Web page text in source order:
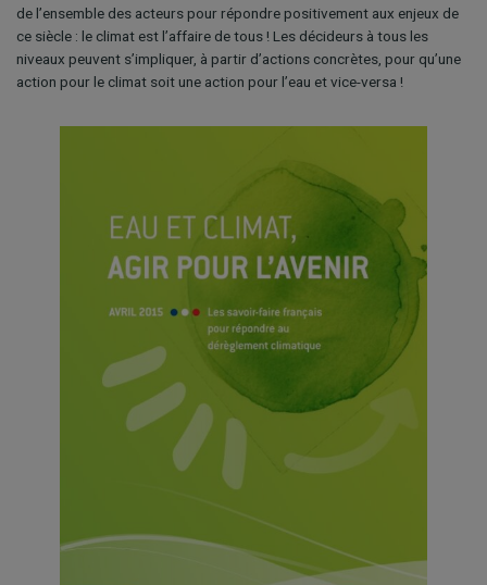
de l’ensemble des acteurs pour répondre positivement aux enjeux de
ce siècle : le climat est l’affaire de tous ! Les décideurs à tous les
niveaux peuvent s’impliquer, à partir d’actions concrètes, pour qu’une
action pour le climat soit une action pour l’eau et vice-versa !